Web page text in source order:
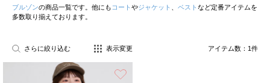
ブルゾンの商品一覧です。他にも コート やジャケット ベスト など定番アイテムを
多数取り揃えております。
さらに絞り込む 表示変更 アイテム数： 1件